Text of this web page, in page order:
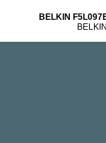
BELKIN